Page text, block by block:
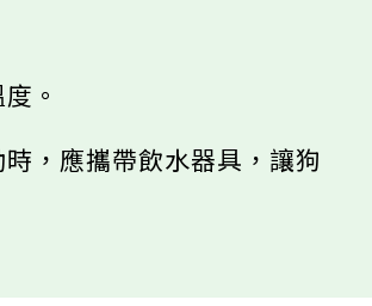
。
，應攜帶飲水器具，讓狗